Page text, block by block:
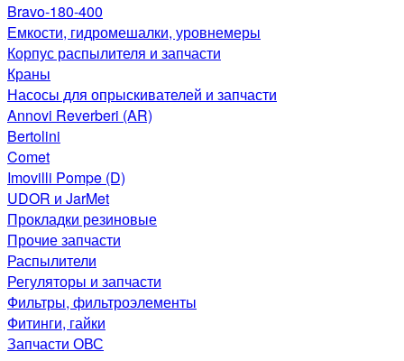
Bravo-180-400
Емкости, гидромешалки, уровнемеры
Корпус распылителя и запчасти
Краны
Насосы для опрыскивателей и запчасти
Annovi Reverberi (AR)
Bertolini
Comet
Imovilli Pompe (D)
UDOR и JarMet
Прокладки резиновые
Прочие запчасти
Распылители
Регуляторы и запчасти
Фильтры, фильтроэлементы
Фитинги, гайки
Запчасти ОВС